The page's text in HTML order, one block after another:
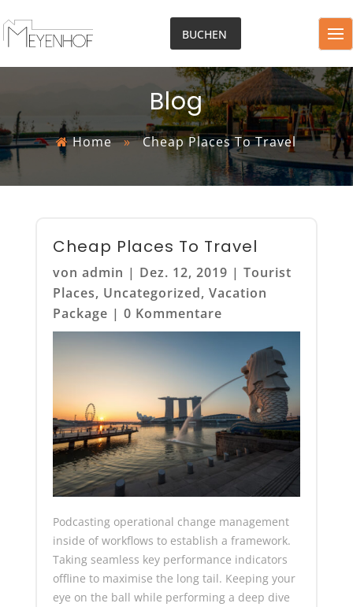
BUCHEN
Blog
Home»Cheap Places To Travel
Cheap Places To Travel
von admin | Dez. 12, 2019 | Tourist
Places, Uncategorized, Vacation
Package | 0 Kommentare
Podcasting operational change management
inside of workflows to establish a framework.
Taking seamless key performance indicators
offline to maximise the long tail. Keeping your
eye on the ball while performing a deep dive